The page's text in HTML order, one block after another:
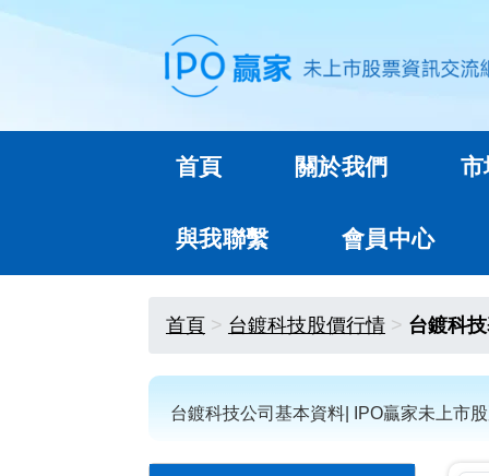
首頁 關於我們 市
與我聯繫 會員中心
首頁 台鍍科技股價行情 台鍍科
台鍍科技公司基本資料| IPO贏家未上市